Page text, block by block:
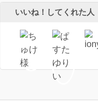
いいね！してくれた人